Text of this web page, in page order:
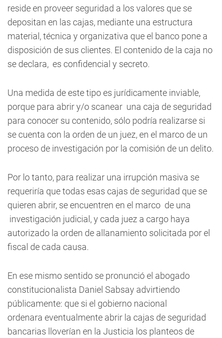
reside en proveer seguridad a los valores que se
depositan en las cajas, mediante una estructura
material, técnica y organizativa que el banco pone a
disposición de sus clientes. El contenido de la caja no
se declara, es confidencial y secreto.
Una medida de este tipo es jurídicamente inviable,
porque para abrir y/o scanear una caja de seguridad
para conocer su contenido, sólo podría realizarse si
se cuenta con la orden de un juez, en el marco de un
proceso de investigación por la comisión de un delito.
Por lo tanto, para realizar una irrupción masiva se
requeriría que todas esas cajas de seguridad que se
quieren abrir, se encuentren en el marco de una
investigación judicial, y cada juez a cargo haya
autorizado la orden de allanamiento solicitada por el
fiscal de cada causa.
En ese mismo sentido se pronunció el abogado
constitucionalista Daniel Sabsay advirtiendo
públicamente: que si el gobierno nacional
ordenara eventualmente abrir la cajas de seguridad
bancarias
lloverían en la Justicia los planteos de